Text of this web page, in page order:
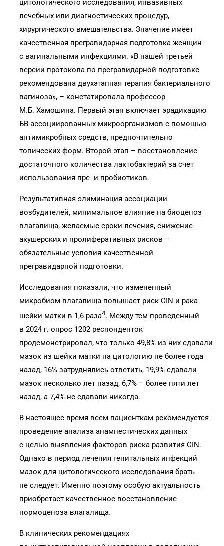
цитологического исследования, инвазивных
лечебных или диагностических процедур,
хирургического вмешательства. Значение имеет
качественная прегравидарная подготовка женщин
с вагинальными инфекциями. «В нашей третьей
версии протокола по прегравидарной подготовке
рекомендована двухэтапная терапия бактериального
вагиноза», – констатировала профессор
М.Б. Хамошина. Первый этап включает эрадикацию
БВ-ассоциированных микроорганизмов с помощью
антимикробных средств, предпочтительно
топических форм. Второй этап – восстановление
достаточного количества лактобактерий за счет
использования пре- и пробиотиков.
Результативная элиминация ассоциации
возбудителей, минимальное влияние на биоценоз
влагалища, желаемые сроки лечения, снижение
акушерских и пролиферативных рисков –
обязательные условия качественной
прегравидарной подготовки.
Исследования показали, что измененный
микробиом влагалища повышает риск CIN и рака
шейки матки в 1,6 раза4. Между тем проведенный
в 2024 г. опрос 1202 респонденток
продемонстрировал, что только 49,8% из них сдавали
мазок из шейки матки на цитологию не более года
назад, 16% затруднялись ответить, 19,9% сдавали
мазок несколько лет назад, 6,7% – более пяти лет
назад, а 7,4% не сдавали никогда.
В настоящее время всем пациенткам рекомендуется
проведение анализа анамнестических данных
с целью выявления факторов риска развития CIN.
Однако в период лечения генитальных инфекций
мазок для цитологического исследования брать
не следует. Именно поэтому особую актуальность
приобретает качественное восстановление
нормоценоза влагалища.
В клинических рекомендациях